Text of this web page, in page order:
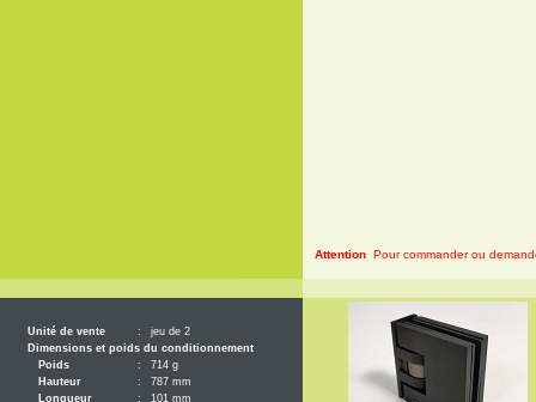
Unité de vente :
jeu de 2
Dimensions et poids du conditionnement
Poids
:
714 g
Hauteur
:
787 mm
Longueur
:
101 mm
Attention Pour commander ou